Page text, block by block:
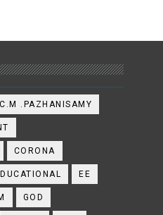
C.M .PAZHANISAMY
CORONA
EE
GOD